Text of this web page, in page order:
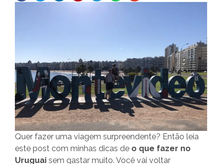
Quer fazer uma viagem surpreendente? Então leia
este post com minhas dicas de o que fazer no
Uruguai sem gastar muito. Você vai voltar